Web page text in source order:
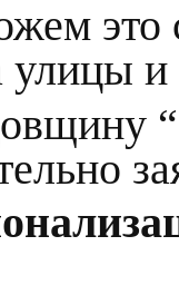
это
улицы